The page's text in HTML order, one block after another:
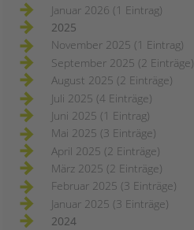
Januar 2026 (1 Eintrag)
2025
November 2025 (1 Eintrag)
September 2025 (2 Einträge)
August 2025 (2 Einträge)
Juli 2025 (4 Einträge)
Juni 2025 (1 Eintrag)
Mai 2025 (3 Einträge)
April 2025 (2 Einträge)
März 2025 (2 Einträge)
Februar 2025 (3 Einträge)
Januar 2025 (3 Einträge)
2024